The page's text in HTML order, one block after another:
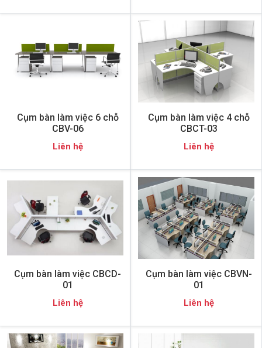
Cụm bàn làm việc 6 chỗ
CBV-06
Liên hệ
Cụm bàn làm việc 4 chỗ
CBCT-03
Liên hệ
Cụm bàn làm việc CBCD-
01
Liên hệ
Cụm bàn làm việc CBVN-
01
Liên hệ